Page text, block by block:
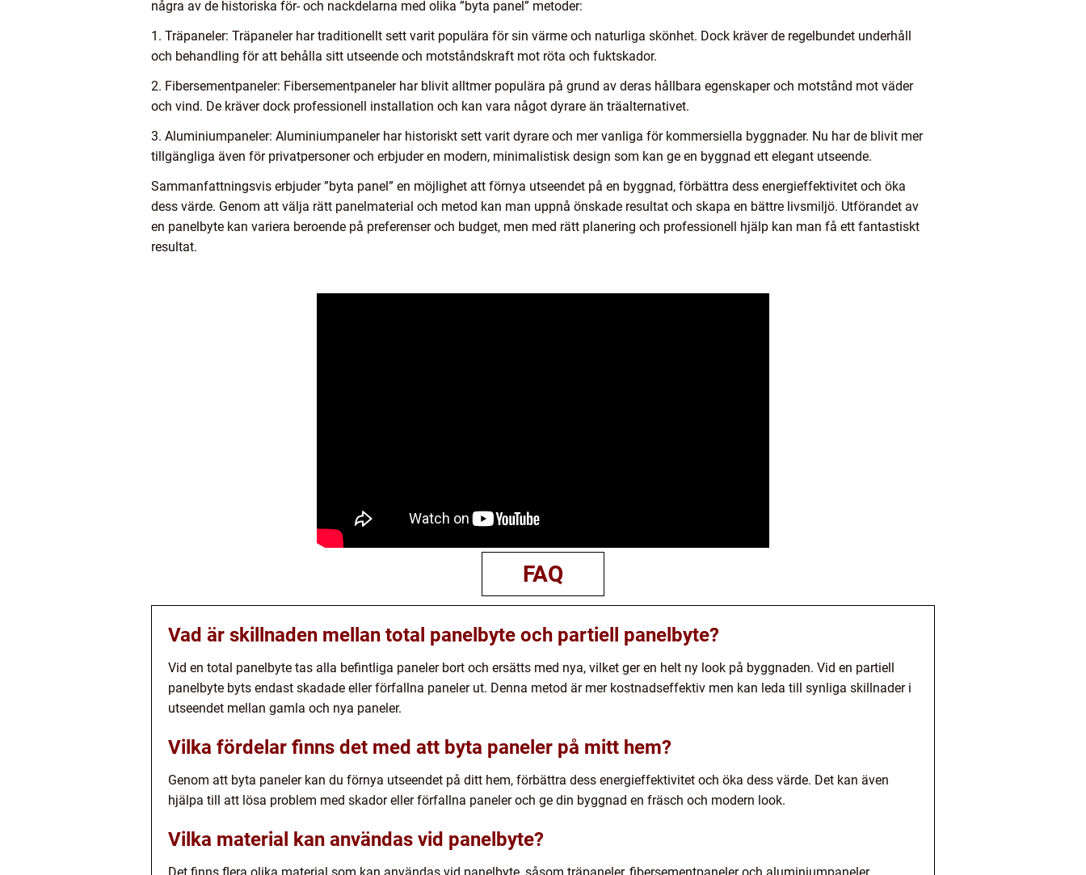
några av de historiska för- och nackdelarna med olika ”byta panel” metoder:
1. Träpaneler: Träpaneler har traditionellt sett varit populära för sin värme och naturliga skönhet. Dock kräver de regelbundet underhåll
och behandling för att behålla sitt utseende och motståndskraft mot röta och fuktskador.
2. Fibersementpaneler: Fibersementpaneler har blivit alltmer populära på grund av deras hållbara egenskaper och motstånd mot väder
och vind. De kräver dock professionell installation och kan vara något dyrare än träalternativet.
3. Aluminiumpaneler: Aluminiumpaneler har historiskt sett varit dyrare och mer vanliga för kommersiella byggnader. Nu har de blivit mer
tillgängliga även för privatpersoner och erbjuder en modern, minimalistisk design som kan ge en byggnad ett elegant utseende.
Sammanfattningsvis erbjuder ”byta panel” en möjlighet att förnya utseendet på en byggnad, förbättra dess energieffektivitet och öka
dess värde. Genom att välja rätt panelmaterial och metod kan man uppnå önskade resultat och skapa en bättre livsmiljö. Utförandet av
en panelbyte kan variera beroende på preferenser och budget, men med rätt planering och professionell hjälp kan man få ett fantastiskt
resultat.
FAQ
Vad är skillnaden mellan total panelbyte och partiell panelbyte?
Vid en total panelbyte tas alla befintliga paneler bort och ersätts med nya, vilket ger en helt ny look på byggnaden. Vid en partiell
panelbyte byts endast skadade eller förfallna paneler ut. Denna metod är mer kostnadseffektiv men kan leda till synliga skillnader i
utseendet mellan gamla och nya paneler.
Vilka fördelar finns det med att byta paneler på mitt hem?
Genom att byta paneler kan du förnya utseendet på ditt hem, förbättra dess energieffektivitet och öka dess värde. Det kan även
hjälpa till att lösa problem med skador eller förfallna paneler och ge din byggnad en fräsch och modern look.
Vilka material kan användas vid panelbyte?